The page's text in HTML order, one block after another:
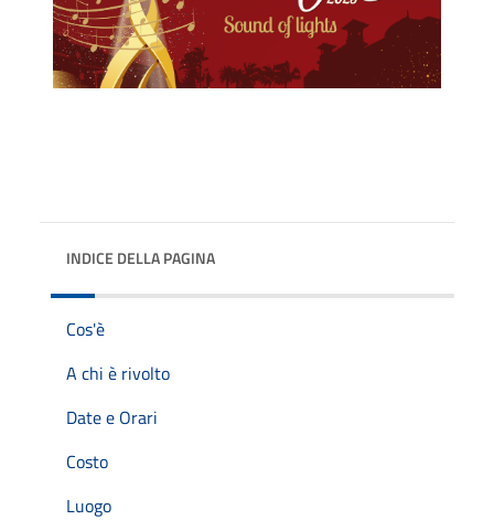
INDICE DELLA PAGINA
Cos'è
A chi è rivolto
Date e Orari
Costo
Luogo